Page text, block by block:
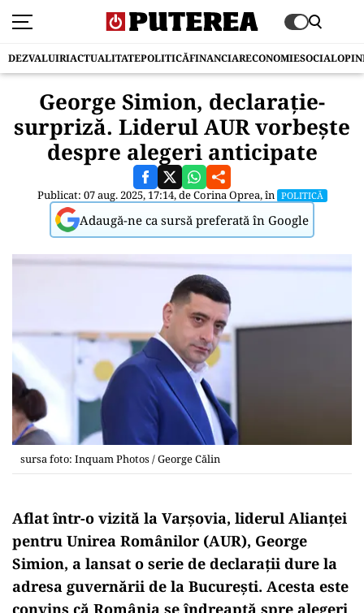
DEZVALUIRIACTUALITATEPOLITICĂFINANCIARECONOMIESOCIAL
George Simion, declarație-
surpriză. Liderul AUR vorbește
despre alegeri anticipate
Publicat: 07 aug. 2025, 17:14, deCorina Oprea, în POLITICĂ
Adaugă-ne ca sursă preferată în Google
sursa foto: Inquam Photos / George Călin
Aflat într-o vizită la Varșovia, liderul Alianței
pentru Unirea Românilor (AUR), George
Simion, a lansat o serie de declarații dure la
adresa guvernării de la București. Acesta este
convins că România se îndreaptă spre alegeri